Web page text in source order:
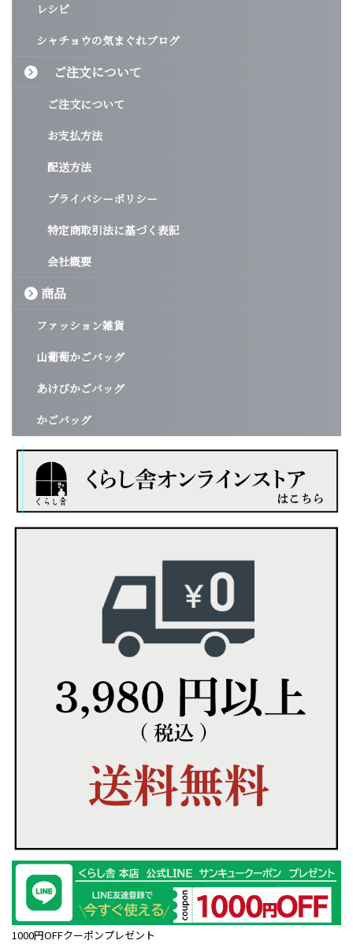
レシピ
シャチョウの気まぐれブログ
ご注文について
ご注文について
お支払方法
配送方法
プライバシーポリシー
特定商取引法に基づく表記
会社概要
商品
ファッション雑貨
山葡萄かごバッグ
あけびかごバッグ
かごバッグ
1000円OFFクーポンプレゼント